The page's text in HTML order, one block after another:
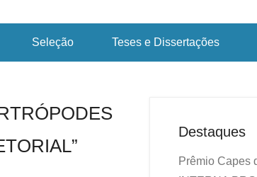
Seleção Teses e Dissertações
Destaques
Prêmio Capes